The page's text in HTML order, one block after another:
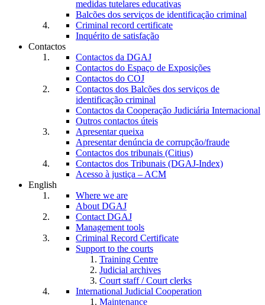
medidas tutelares educativas
Balcões dos serviços de identificação criminal
Criminal record certificate
Inquérito de satisfação
Contactos
Contactos da DGAJ
Contactos do Espaço de Exposições
Contactos do COJ
Contactos dos Balcões dos serviços de
identificação criminal
Contactos da Cooperação Judiciária Internacional
Outros contactos úteis
Apresentar queixa
Apresentar denúncia de corrupção/fraude
Contactos dos tribunais (Citius)
Contactos dos Tribunais (DGAJ-Index)
Acesso à justiça – ACM
English
Where we are
About DGAJ
Contact DGAJ
Management tools
Criminal Record Certificate
Support to the courts
Training Centre
Judicial archives
Court staff / Court clerks
International Judicial Cooperation
Maintenance